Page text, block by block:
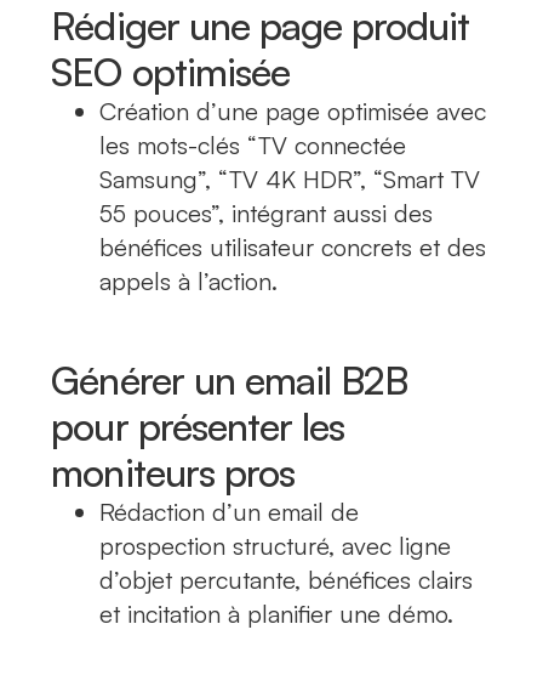
Rédiger une page produit
SEO optimisée
Création d’une page optimisée avec
les mots-clés “TV connectée
Samsung”, “TV 4K HDR”, “Smart TV
55 pouces”, intégrant aussi des
bénéfices utilisateur concrets et des
appels à l’action.
Générer un email B2B
pour présenter les
moniteurs pros
Rédaction d’un email de
prospection structuré, avec ligne
d’objet percutante, bénéfices clairs
et incitation à planifier une démo.